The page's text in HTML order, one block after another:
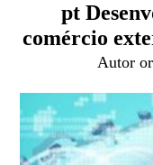
pt
comércio
Autor